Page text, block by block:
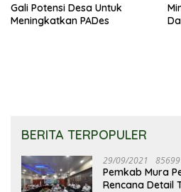
Gali Potensi Desa Untuk
Meningkatkan PADes
BERITA TERPOPULER
29/09/2021
Pemkab Mura
Rencana Detail